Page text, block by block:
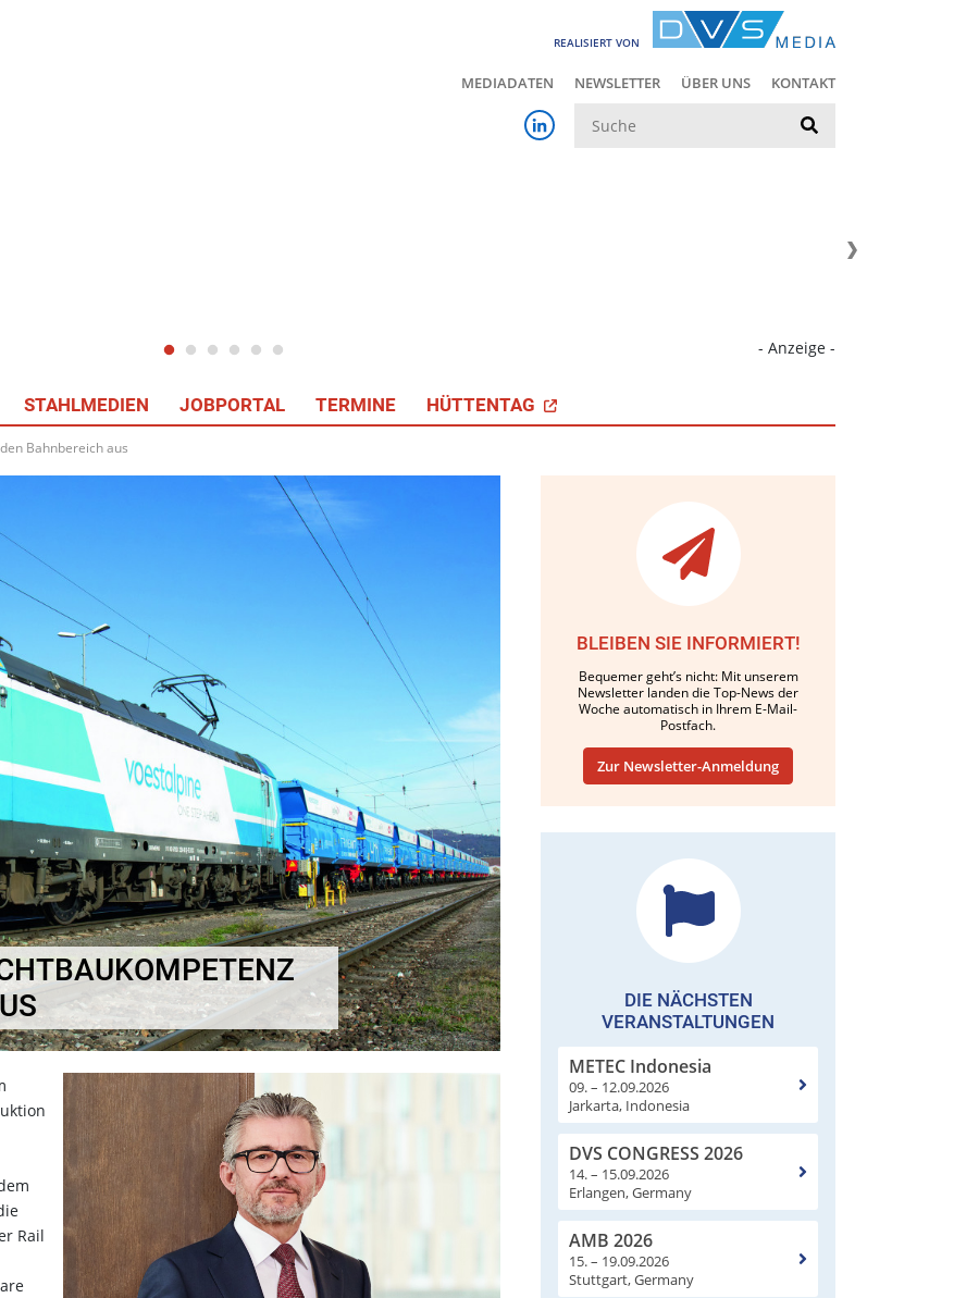
REALISIERT VON
MEDIADATEN NEWSLETTER ÜBER UNS KONTAKT
- Anzeige -
STAHLMEDIEN JOBPORTAL TERMINE HÜTTENTAG
Bahnbereich aus
Rail
BLEIBEN SIE INFORMIERT!
Bequemer geht’s nicht: Mit unserem
Newsletter landen die Top-News der
Woche automatisch in Ihrem E-Mail-
Postfach.
Zur Newsletter-Anmeldung
DIE NÄCHSTEN
VERANSTALTUNGEN
METEC Indonesia
09. – 12.09.2026
Jarkarta, Indonesia
DVS CONGRESS 2026
14. – 15.09.2026
Erlangen, Germany
AMB 2026
15. – 19.09.2026
Stuttgart, Germany